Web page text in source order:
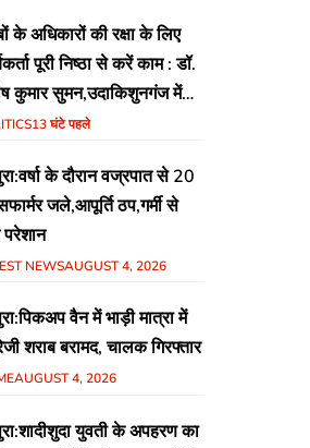
के अधिकारों की रक्षा के लिए
पूरी निष्ठा से करें काम : डॉ.
कुमार सुमन,उदाकिशुनगंज में
आवाम मोर्चा के गरीब चौपाल
मुद्दों पर हुई चर्चा
13 घंटे पहले
के दौरान वज्रपात से 20
जले,आपूर्ति ठप,गर्मी से
परेशान
NEWSAUGUST 4, 2026
वैन में भाड़ी मात्रा में
शराब बरामद, चालक गिरफ्तार
AUGUST 4, 2026
युवती के अपहरण का